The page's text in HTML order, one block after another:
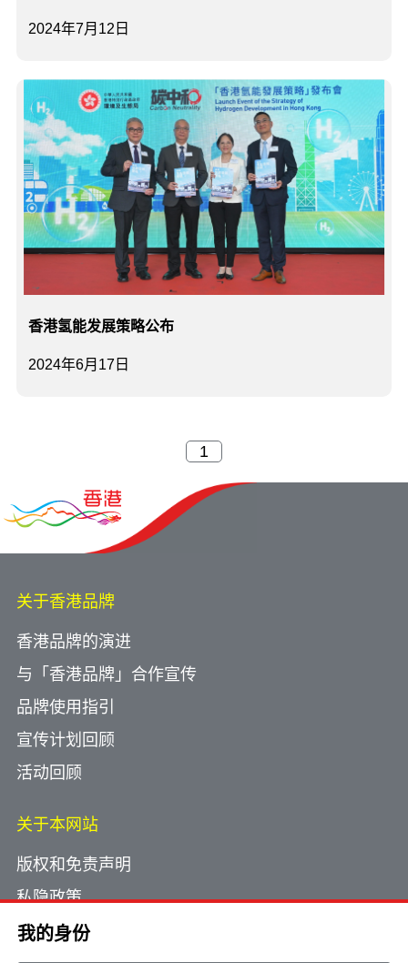
我的身份
2024年7月12日
2024年6月17日
香港氢能发展策略公布
关于香港品牌
香港品牌的演进
与「香港品牌」合作宣传
品牌使用指引
宣传计划回顾
活动回顾
关于本网站
版权和免责声明
私隐政策
使用小型文字档案